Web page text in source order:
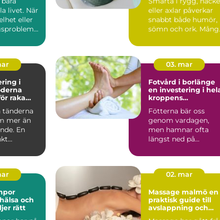
livet. När
eller
eller axlar påverkar
snabbt både humör,
sömn och ork.
i
raka
mer än
En
03. mar
Fotvård i borlänge
en investering i
kroppens
Fötterna bär oss
genom vardagen,
men hamnar ofta
längst ned på
Många väntar med...
och
rätt
02. mar
Massage malmö en
praktisk guide till
avslappning och